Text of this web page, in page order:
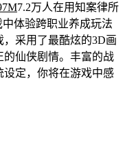
7.2万人在用知案律所
体验跨职业养成玩法
采用了最酷炫的3D画
的仙侠剧情。丰富的战
设定，你将在游戏中感